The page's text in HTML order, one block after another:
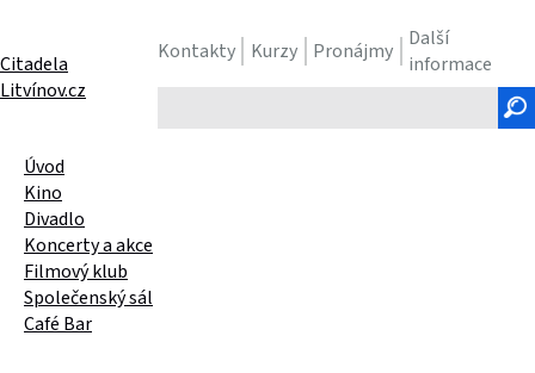
Kontakty Kurzy Pronájmy
Další
informace
text
Citadela
Litvínov.cz
Úvod
Kino
Divadlo
Koncerty a akce
Filmový klub
Společenský sál
Café Bar